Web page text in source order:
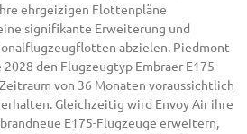
ehrgeizigen Flottenpläne
signifikante Erweiterung und
abzielen. Piedmont
den Flugzeugtyp Embraer E175
von 36 Monaten voraussichtlich
Gleichzeitig wird Envoy Air ihre
E175-Flugzeuge erweitern,